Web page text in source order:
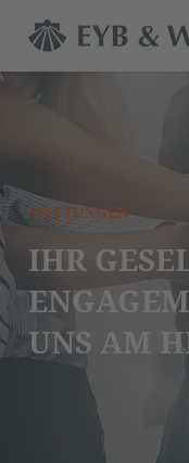
STIFTUNGEN
IHR
UNS AM